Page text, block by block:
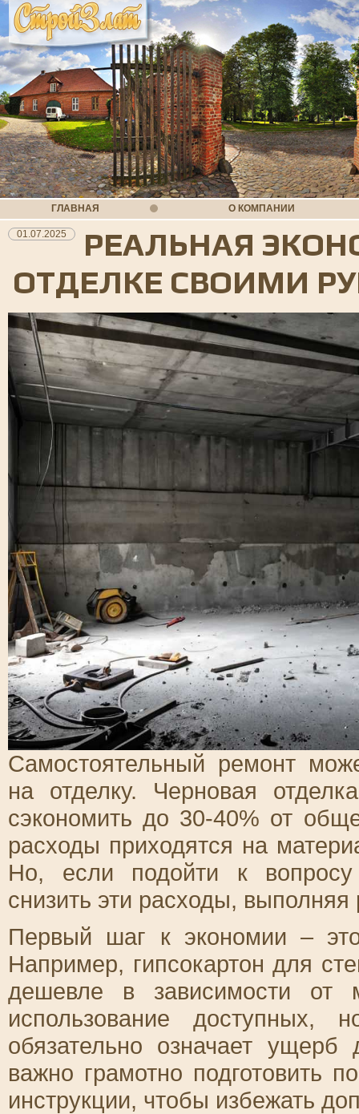
ГЛАВНАЯ О КОМПАНИИ
01.07.2025
РЕАЛЬНАЯ
ОТДЕЛКЕ СВОИМИ
Самостоятельный ремонт
на отделку. Черновая
сэкономить до 30-40% от
расходы приходятся на
Но, если подойти к
снизить эти расходы,
Первый шаг к экономии –
Например, гипсокартон для
дешевле в зависимости от
использование доступных,
обязательно означает
важно грамотно подготовить
инструкции, чтобы избежать